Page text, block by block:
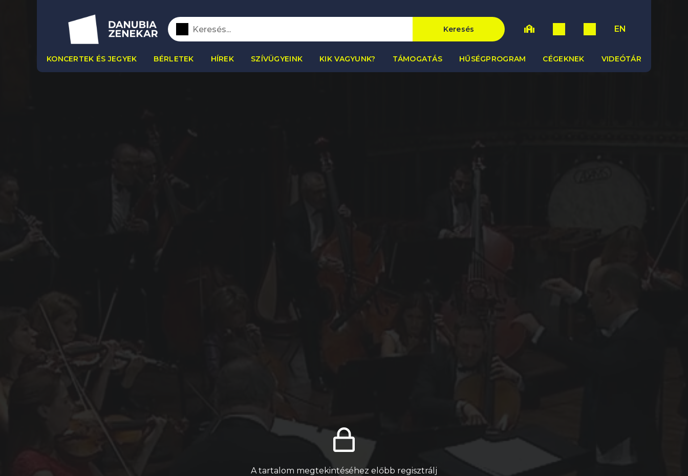
Keresés EN
KONCERTEK ÉS JEGYEK BÉRLETEK HÍREK SZÍVÜGYEINK KIK VAGYUNK? TÁMOGATÁS HŰSÉGPROGRAM CÉGEKNEK VIDEÓTÁR
A tartalom megtekintéséhez előbb regisztrálj